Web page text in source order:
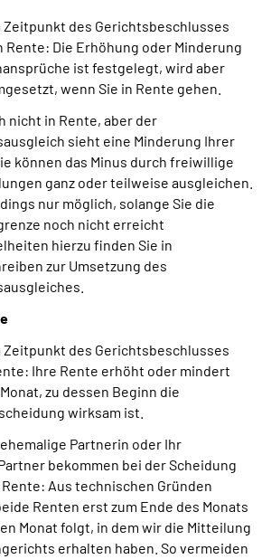
Zeitpunkt des Gerichtsbeschlusses
Rente: Die Erhöhung oder Minderung
ist festgelegt, wird aber
wenn Sie in Rente gehen.
nicht in Rente, aber der
sieht eine Minderung Ihrer
können das Minus durch freiwillige
ganz oder teilweise ausgleichen.
nur möglich, solange Sie die
noch nicht erreicht
hierzu finden Sie in
zur Umsetzung des
Zeitpunkt des Gerichtsbeschlusses
Ihre Rente erhöht oder mindert
zu dessen Beginn die
wirksam ist.
Partnerin oder Ihr
bekommen bei der Scheidung
Aus technischen Gründen
Renten erst zum Ende des Monats
Monat folgt, in dem wir die Mitteilung
erhalten haben. So vermeiden